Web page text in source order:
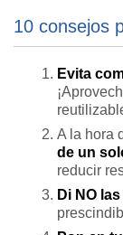
10 consejos
Evita
A la hora
de un
reducir
Di NO